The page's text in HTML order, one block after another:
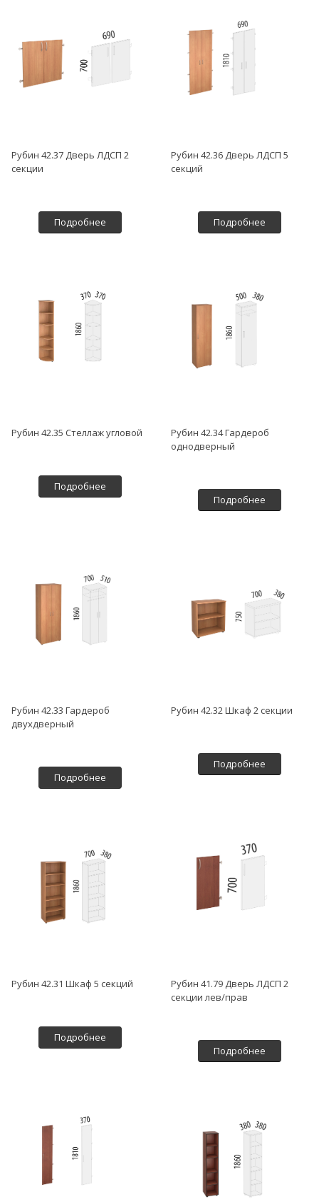
Рубин 42.37 Дверь ЛДСП 2
секции
Подробнее
Рубин 42.36 Дверь ЛДСП 5
секций
Подробнее
Рубин 42.35 Стеллаж угловой
Подробнее
Рубин 42.34 Гардероб
однодверный
Подробнее
Рубин 42.33 Гардероб
двухдверный
Подробнее
Рубин 42.32 Шкаф 2 секции
Подробнее
Рубин 42.31 Шкаф 5 секций
Подробнее
Рубин 41.79 Дверь ЛДСП 2
секции лев/прав
Подробнее